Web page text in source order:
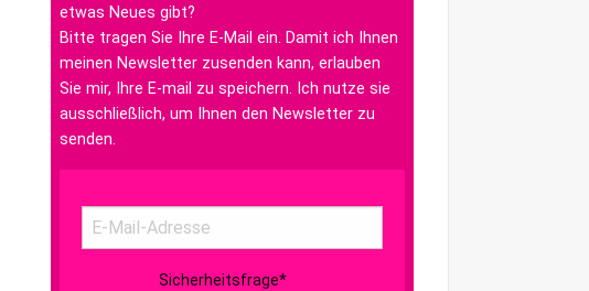
etwas Neues gibt?
Bitte tragen Sie Ihre E-Mail ein. Damit ich Ihnen
meinen Newsletter zusenden kann, erlauben
Sie mir, Ihre E-mail zu speichern. Ich nutze sie
ausschließlich, um Ihnen den Newsletter zu
senden.
Sicherheitsfrage*